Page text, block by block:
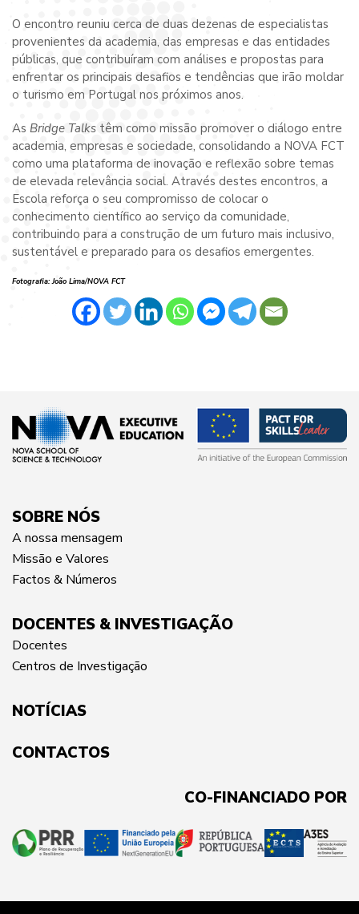
O encontro reuniu cerca de duas dezenas de especialistas
provenientes da academia, das empresas e das entidades
públicas, que contribuíram com análises e propostas para
enfrentar os principais desafios e tendências que irão moldar
o turismo em Portugal nos próximos anos.
As Bridge Talks têm como missão promover o diálogo entre
academia, empresas e sociedade, consolidando a NOVA FCT
como uma plataforma de inovação e reflexão sobre temas
de elevada relevância social. Através destes encontros, a
Escola reforça o seu compromisso de colocar o
conhecimento científico ao serviço da comunidade,
contribuindo para a construção de um futuro mais inclusivo,
sustentável e preparado para os desafios emergentes.
Fotografia: João Lima/NOVA FCT
SOBRE NÓS
A nossa mensagem
Missão e Valores
Factos & Números
DOCENTES & INVESTIGAÇÃO
Docentes
Centros de Investigação
NOTÍCIAS
CONTACTOS
CO-FINANCIADO POR